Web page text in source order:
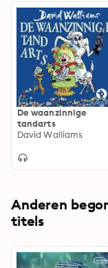
De waanzinnige
tandarts
David Walliams
Anderen
titels